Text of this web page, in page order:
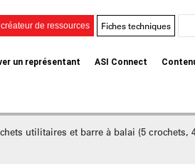
de ressources Fiches techniques
un représentant ASI Connect
utilitaires et barre à balai (5